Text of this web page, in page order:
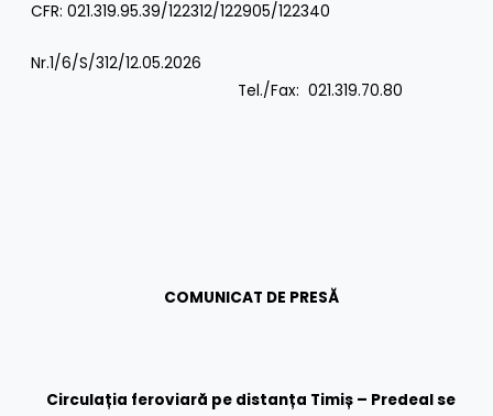
CFR: 021.319.95.39/122312/122905/122340
Nr.1/6/S/312/12.05.2026
Tel./Fax: 021.319.70.80
COMUNICAT DE PRESĂ
Circulația feroviară pe distanța Timiș – Predeal se